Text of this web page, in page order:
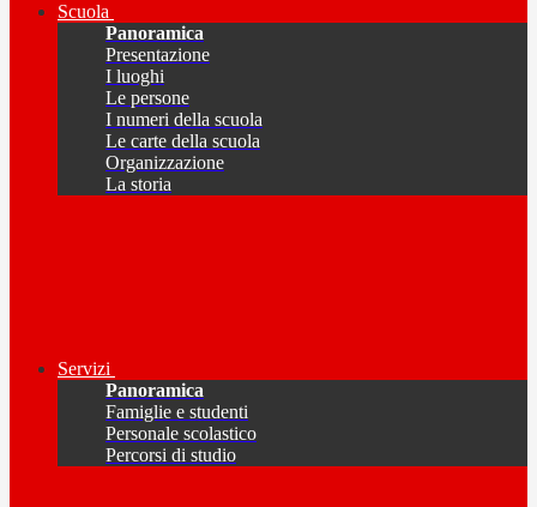
Scuola
Panoramica
Presentazione
I luoghi
Le persone
I numeri della scuola
Le carte della scuola
Organizzazione
La storia
Servizi
Panoramica
Famiglie e studenti
Personale scolastico
Percorsi di studio